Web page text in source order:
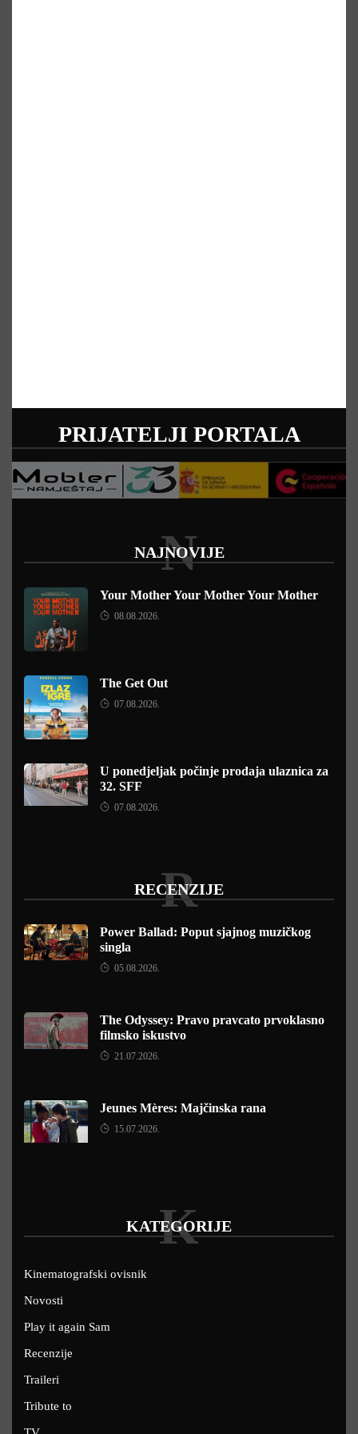
PRIJATELJI PORTALA
NAJNOVIJE
N
Your Mother Your Mother Your Mother
08.08.2026.
The Get Out
07.08.2026.
U ponedjeljak počinje prodaja ulaznica za
32. SFF
07.08.2026.
RECENZIJE
R
Power Ballad: Poput sjajnog muzičkog
singla
05.08.2026.
The Odyssey: Pravo pravcato prvoklasno
filmsko iskustvo
21.07.2026.
Jeunes Mères: Majčinska rana
15.07.2026.
KATEGORIJE
K
Kinematografski ovisnik
Novosti
Play it again Sam
Recenzije
Traileri
Tribute to